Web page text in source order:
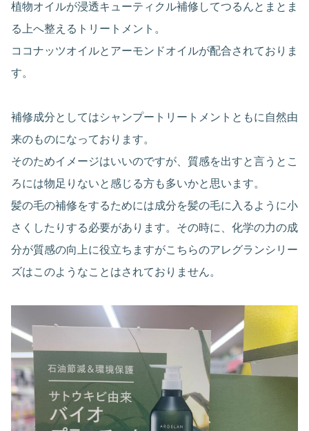
植物オイルが浸透キューティクル補修してつるんとまとま
る上へ整えるトリートメント。
ココナッツオイルとアーモンドオイルが配合されておりま
す。
補修成分としてはシャンプートリートメントともに自然由
来のものになっております。
そのためイメージはいいのですが、質感を出すと言うとこ
ろには物足りないと感じる方も多いかと思います。
髪の毛の補修をするためには成分を髪の毛に入るように小
さくしたりする必要があります。その時に、化学の力の成
分が質感の向上に役立ちますがこちらのアレグランシリー
ズはこのようなことはされておりません。